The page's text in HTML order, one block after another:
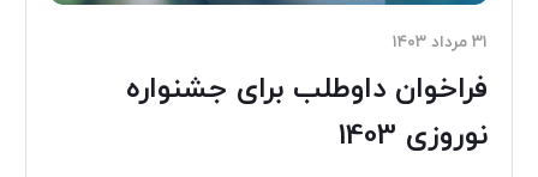
۳۱ مرداد ۱۴۰۳
فراخوان داوطلب برای جشنواره
نوروزی 1403